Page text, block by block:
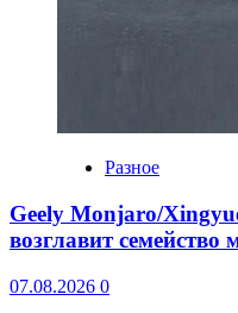
Разное
Geely Monjaro/
возглавит семейство
07.08.2026 0